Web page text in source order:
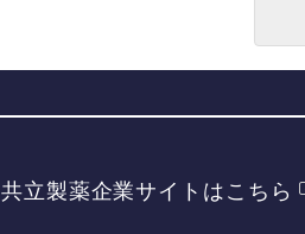
共立製薬企業サイトはこちら